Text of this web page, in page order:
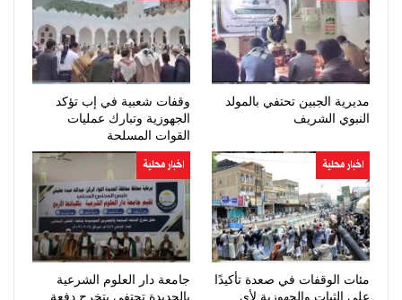
مديرية الجبين تحتفي بالمولد
النبوي الشريف
وقفات شعبية في إب تؤكد
الجهوزية وتبارك عمليات
القوات المسلحة
اخبار محلية
مئات الوقفات في صعدة تأكيدًا
على الثبات والجهوزية لأي
اخبار محلية
جامعة دار العلوم الشرعية
بالحديدة تحتفي بتخرج دفعة